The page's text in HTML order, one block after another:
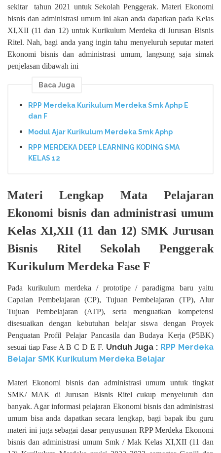
sekitar tahun 2021 untuk Sekolah Penggerak. Materi Ekonomi
bisnis dan administrasi umum ini akan anda dapatkan pada Kelas
XI,XII (11 dan 12) untuk Kurikulum Merdeka di Jurusan Bisnis
Ritel. Nah, bagi anda yang ingin tahu menyeluruh seputar materi
Ekonomi bisnis dan administrasi umum, langsung saja simak
penjelasan dibawah ini
Baca Juga
RPP Merdeka Kurikulum Merdeka Smk Aphp E
dan F
Modul Ajar Kurikulum Merdeka Smk Aphp
RPP MERDEKA DEEP LEARNING KODING SMA
KELAS 12
Materi Lengkap Mata Pelajaran
Ekonomi bisnis dan administrasi umum
Kelas XI,XII (11 dan 12) SMK Jurusan
Bisnis Ritel Sekolah Penggerak
Kurikulum Merdeka Fase F
Pada kurikulum merdeka / prototipe / paradigma baru yaitu
Capaian Pembelajaran (CP), Tujuan Pembelajaran (TP), Alur
Tujuan Pembelajaran (ATP), serta menguatkan kompetensi
disesuaikan dengan kebutuhan belajar siswa dengan Proyek
Penguatan Profil Pelajar Pancasila dan Budaya Kerja (P5BK)
sesuai tiap Fase A B C D E F. Unduh Juga : RPP Merdeka
Belajar SMK Kurikulum Merdeka Belajar
Materi Ekonomi bisnis dan administrasi umum untuk tingkat
SMK/ MAK di Jurusan Bisnis Ritel cukup menyeluruh dan
banyak. Agar informasi pelajaran Ekonomi bisnis dan administrasi
umum bisa anda dapatkan secara lengkap, bagi bapak ibu guru
materi ini juga sebagai dasar penyusunan RPP Merdeka Ekonomi
bisnis dan administrasi umum Smk / Mak Kelas XI,XII (11 dan